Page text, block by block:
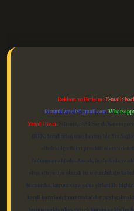
Reklam ve İletişim:E-mail:
forumhizmeti@gmail.com
Yasal Uyarı: